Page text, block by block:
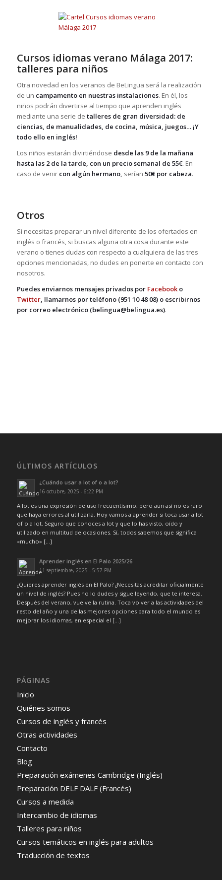
Cursos idiomas verano Málaga 2017:
talleres para niños
Otra novedad en los veranos de BeLingua será la realización
de un campamento en nuestras instalaciones. En él, los
niños podrán divertirse al tiempo que aprenden inglés
mediante una serie de talleres de gran diversidad: de
ciencias, de manualidades, de cocina, música, juegos… ¡Y
todo ello en inglés!
Los niños estarán divirtiéndose desde las 9 de la mañana
hasta las 2 de la tarde, con un precio semanal de 55€. En
caso de venir con algún hermano, serían 50€ por cabeza.
Otros
Si necesitas preparar un nivel diferente de los ofertados en
inglés o francés, si buscas alguna otra cosa durante este
verano o tienes dudas con respecto a cualquiera de las tres
opciones mencionadas, no dudes en ponerte en contacto con
nosotros.
Puedes enviarnos mensajes privados por Facebooko
Twitter, llamarnos por teléfono (951 10 48 08) o escribirnos
por correo electrónico (belingua@belingua.es).
ÚLTIMOS ARTÍCULOS
¿Cuándo usar a lot of o a lot?
16 octubre, 2025 - 6:22 PM
A lot es una expresión de uso frecuentísimo, pero aun así no es raro
que haya errores al utilizarla. Hoy vamos a aprender si toca usar a lot
of o a lot. Seguro que conoces a lot y que lo has visto, oído y
utilizado en multitud de ocasiones. Sí, todos sabemos que significa
«mucho» […]
Aprender inglés en El Palo 2025/26
11 septiembre, 2025 - 5:57 PM
¿Quieres aprender inglés en El Palo? ¿Necesitas acreditar oficialmente
un nivel de inglés? Pues no lo dudes y sigue leyendo, que te interesa.
Después del verano, vuelve la rutina. Toca volver a las actividades del
resto del año y una de las mejores opciones para todo el mundo es
mejorar los idiomas, en especial el […]
PÁGINAS
Inicio
Quiénes somos
Cursos de inglés y francés
Otras actividades
Contacto
Blog
Preparación exámenes Cambridge (Inglés)
Preparación DELF DALF (Francés)
Cursos a medida
Intercambio de idiomas
Talleres para niños
Cursos temáticos en inglés para adultos
Traducción de textos